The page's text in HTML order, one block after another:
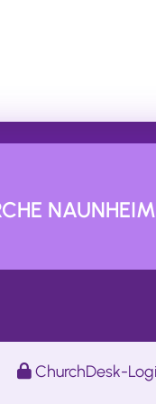
NAUNHEIM
ChurchDesk-